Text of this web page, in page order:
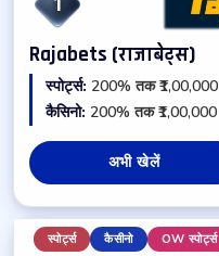
Rajabets (राजाबेट्स)
स्पोर्ट्स: 200% तक ₹1,00,000
कैसिनो: 200% तक ₹1,00,000
अभी खेलें
स्पोर्ट्स कैसीनो OW स्पोर्ट्स